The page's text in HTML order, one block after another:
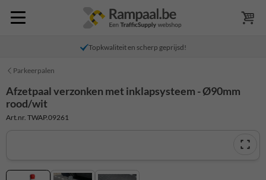
Topkwaliteit en scherp geprijsd!
Parkeerpalen
Afzetpaal verzonken met inklapsysteem - Ø90mm
rood/wit
Art.nr. TWAP.09261